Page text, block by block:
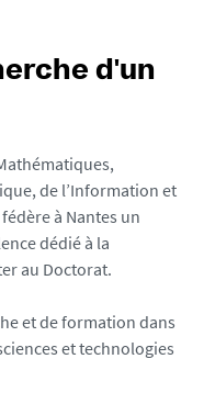
d'un
de l’Information et
à Nantes un
dédié à la
au Doctorat.
et de formation dans
et technologies